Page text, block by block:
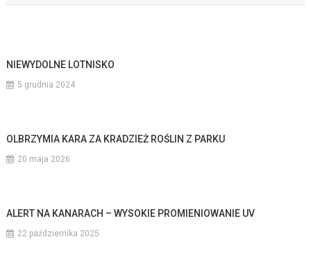
NIEWYDOLNE LOTNISKO
5 grudnia 2024
OLBRZYMIA KARA ZA KRADZIEŻ ROŚLIN Z PARKU
20 maja 2026
ALERT NA KANARACH – WYSOKIE PROMIENIOWANIE UV
22 października 2025